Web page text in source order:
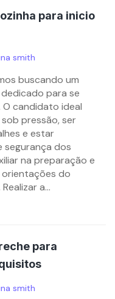
para inicio
smith
buscando um
para se
candidato ideal
pressão, ser
e estar
segurança dos
na preparação e
do
a...
para
smith